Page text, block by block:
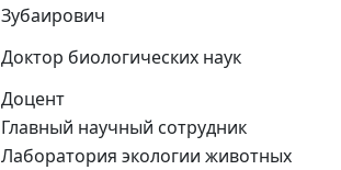
Зубаирович
Доктор биологических наук
Доцент
Главный научный сотрудник
Лаборатория экологии животных